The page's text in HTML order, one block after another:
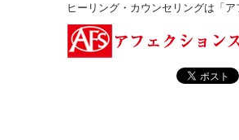
ヒーリング・カウンセリングは「ア